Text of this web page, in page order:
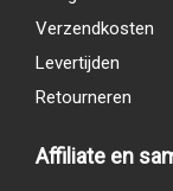
Verzendkosten
Levertijden
Retourneren
Affiliate en